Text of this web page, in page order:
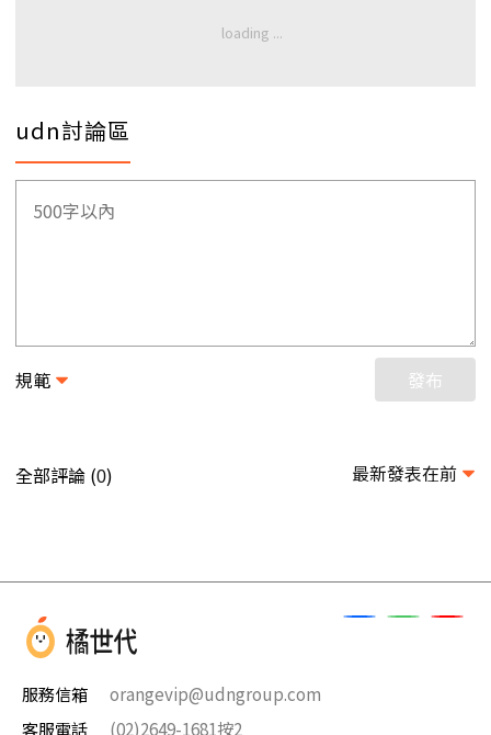
udn討論區
規範 發布
全部評論 (0) 最新發表在前
服務信箱
orangevip@udngroup.com
客服電話
(02)2649-1681按2